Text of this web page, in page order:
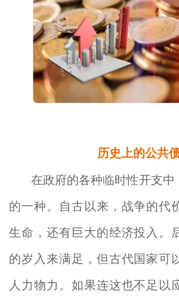
历史上的公共
在政府的各种临时性开支中
的一种。自古以来，战争的代
生命，还有巨大的经济投入。
的岁入来满足，但古代国家可
人力物力。如果连这也不足以